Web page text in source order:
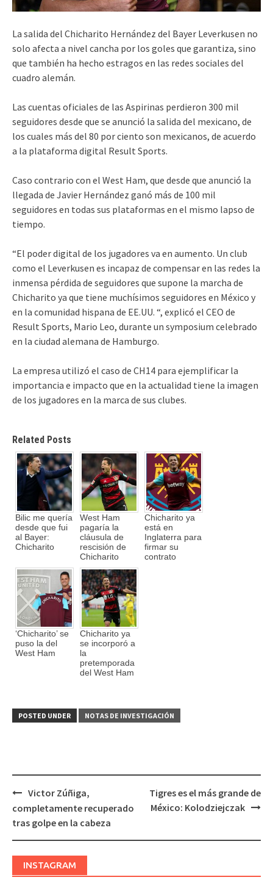
La salida del Chicharito Hernández del Bayer Leverkusen no
solo afecta a nivel cancha por los goles que garantiza, sino
que también ha hecho estragos en las redes sociales del
cuadro alemán.
Las cuentas oficiales de las Aspirinas perdieron 300 mil
seguidores desde que se anunció la salida del mexicano, de
los cuales más del 80 por ciento son mexicanos, de acuerdo
a la plataforma digital Result Sports.
Caso contrario con el West Ham, que desde que anunció la
llegada de Javier Hernández ganó más de 100 mil
seguidores en todas sus plataformas en el mismo lapso de
tiempo.
“El poder digital de los jugadores va en aumento. Un club
como el Leverkusen es incapaz de compensar en las redes la
inmensa pérdida de seguidores que supone la marcha de
Chicharito ya que tiene muchísimos seguidores en México y
en la comunidad hispana de EE.UU. “, explicó el CEO de
Result Sports, Mario Leo, durante un symposium celebrado
en la ciudad alemana de Hamburgo.
La empresa utilizó el caso de CH14 para ejemplificar la
importancia e impacto que en la actualidad tiene la imagen
de los jugadores en la marca de sus clubes.
Related Posts
Bilic me quería
desde que fui
al Bayer:
Chicharito
West Ham
pagaría la
cláusula de
rescisión de
Chicharito
Chicharito ya
está en
Inglaterra para
firmar su
contrato
‘Chicharito’ se
puso la del
West Ham
Chicharito ya
se incorporó a
la
pretemporada
del West Ham
POSTED UNDER NOTAS DE INVESTIGACIÓN
Post
navigation
Victor Zúñiga,
completamente recuperado
tras golpe en la cabeza
Tigres es el más grande de
México: Kolodziejczak
INSTAGRAM